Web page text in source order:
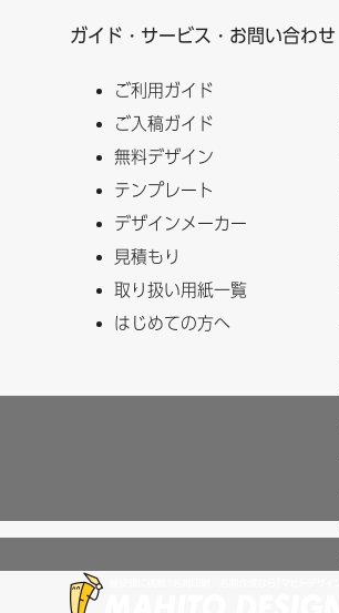
ガイド・サービス・お問い合わせ
ご利用ガイド
ご入稿ガイド
無料デザイン
テンプレート
デザインメーカー
見積もり
取り扱い用紙一覧
はじめての方へ